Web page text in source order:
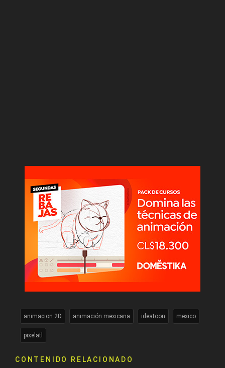
animacion 2D animación mexicana ideatoon mexico
pixelatl
CONTENIDO RELACIONADO